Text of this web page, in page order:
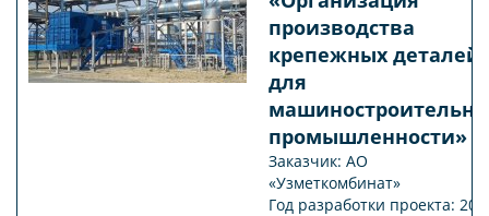
производства
крепежных деталей
для
промышленности»
Заказчик: АО
«Узметкомбинат»
Год разработки проекта: